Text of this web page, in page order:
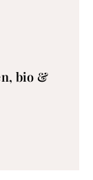
bio &